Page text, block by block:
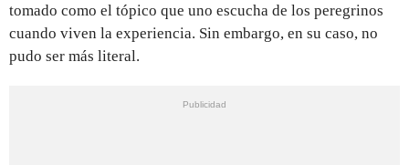
tomado como el tópico que uno escucha de los peregrinos
cuando viven la experiencia. Sin embargo, en su caso, no
pudo ser más literal.